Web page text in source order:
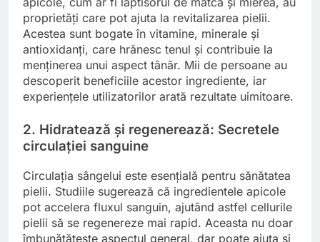
proprietăți care pot ajuta la revitalizarea pielii.
Acestea sunt bogate în vitamine, minerale și
antioxidanți, care hrănesc tenul și contribuie la
menținerea unui aspect tânăr. Mii de persoane au
descoperit beneficiile acestor ingrediente, iar
experiențele utilizatorilor arată rezultate uimitoare.
2. Hidratează și regenerează: Secretele
circulației sanguine
Circulația sângelui este esențială pentru sănătatea
pielii. Studiile sugerează că ingredientele apicole
pot accelera fluxul sanguin, ajutând astfel cellurile
pielii să se regenereze mai rapid. Aceasta nu doar
îmbunătățește aspectul general, dar poate ajuta și